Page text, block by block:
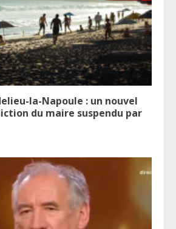
la-Napoule : un nouvel
du maire suspendu par